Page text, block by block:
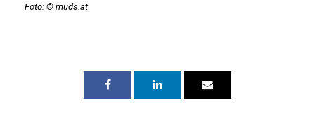
Foto: © muds.at